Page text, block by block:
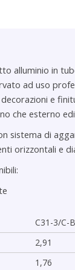
alluminio in
ad uso
e
che esterno
sistema di
orizzontali e
C31-3/C-
2,91
1,76